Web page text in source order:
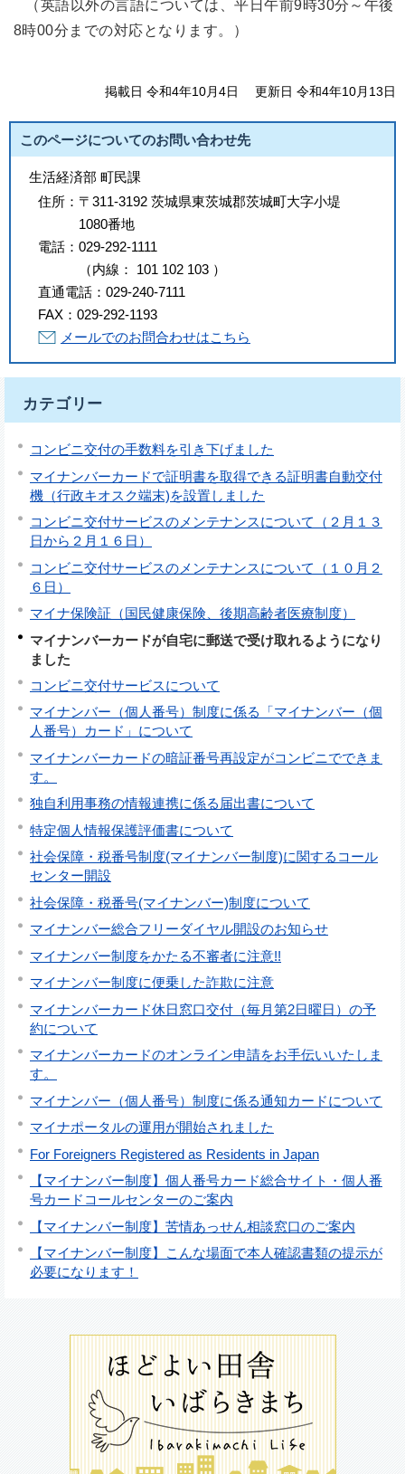
（英語以外の言語については、平日午前9時30分～午後
8時00分までの対応となります。）
掲載日 令和4年10月4日 更新日 令和4年10月13日
このページについてのお問い合わせ先
生活経済部 町民課
住所： 〒311-3192 茨城県東茨城郡茨城町大字小堤
1080番地
電話： 029-292-1111
（内線 ： 101 102 103 ）
直通電話： 029-240-7111
FAX： 029-292-1193
メールでのお問合わせはこちら
カテゴリー
コンビニ交付の手数料を引き下げました
マイナンバーカードで証明書を取得できる証明書自動交付
機（行政キオスク端末)を設置しました
コンビニ交付サービスのメンテナンスについて（２月１３
日から２月１６日）
コンビニ交付サービスのメンテナンスについて（１０月２
６日）
マイナ保険証（国民健康保険、後期高齢者医療制度）
マイナンバーカードが自宅に郵送で受け取れるようになり
ました
コンビニ交付サービスについて
マイナンバー（個人番号）制度に係る「マイナンバー（個
人番号）カード」について
マイナンバーカードの暗証番号再設定がコンビニでできま
す。
独自利用事務の情報連携に係る届出書について
特定個人情報保護評価書について
社会保障・税番号制度(マイナンバー制度)に関するコール
センター開設
社会保障・税番号(マイナンバー)制度について
マイナンバー総合フリーダイヤル開設のお知らせ
マイナンバー制度をかたる不審者に注意!!
マイナンバー制度に便乗した詐欺に注意
マイナンバーカード休日窓口交付（毎月第2日曜日）の予
約について
マイナンバーカードのオンライン申請をお手伝いいたしま
す。
マイナンバー（個人番号）制度に係る通知カードについて
マイナポータルの運用が開始されました
For Foreigners Registered as Residents in Japan
【マイナンバー制度】個人番号カード総合サイト・個人番
号カードコールセンターのご案内
【マイナンバー制度】苦情あっせん相談窓口のご案内
【マイナンバー制度】こんな場面で本人確認書類の提示が
必要になります！